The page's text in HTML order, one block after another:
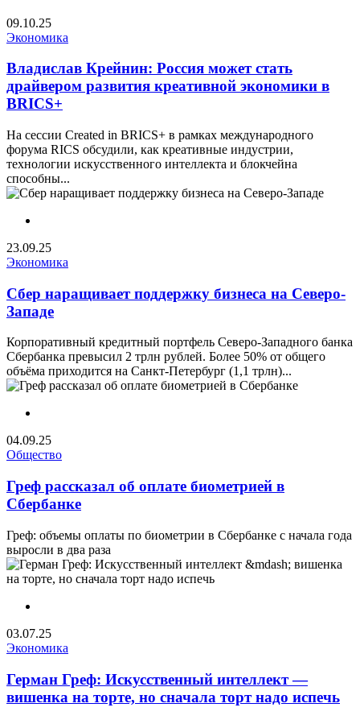
09.10.25
Экономика
Владислав Крейнин: Россия может стать
драйвером развития креативной экономики в
BRICS+
На сессии Created in BRICS+ в рамках международного
форума RICS обсудили, как креативные индустрии,
технологии искусственного интеллекта и блокчейна
способны...
23.09.25
Экономика
Сбер наращивает поддержку бизнеса на Северо-
Западе
Корпоративный кредитный портфель Северо-Западного банка
Сбербанка превысил 2 трлн рублей. Более 50% от общего
объёма приходится на Санкт-Петербург (1,1 трлн)...
04.09.25
Общество
Греф рассказал об оплате биометрией в
Сбербанке
Греф: объемы оплаты по биометрии в Сбербанке с начала года
выросли в два раза
03.07.25
Экономика
Герман Греф: Искусственный интеллект —
вишенка на торте, но сначала торт надо испечь